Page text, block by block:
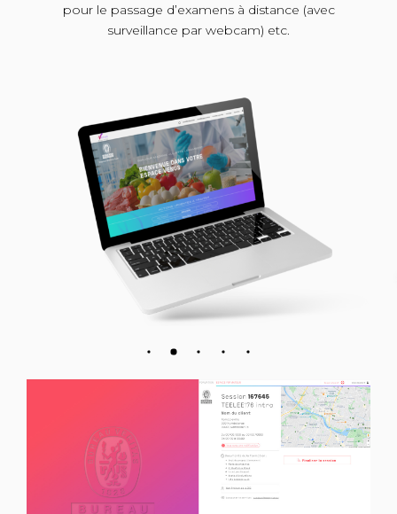
pour le passage d’examens à distance (avec
surveillance par webcam) etc.